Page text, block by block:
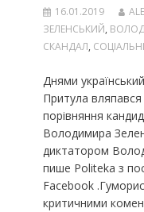
16.01.2019
ЗЕЛЕНСЬКИЙ,
СКАНДАЛ,
Днями
Притула вляпався
порівняння
Володимира
диктатором
пише Рolitekа з
Facebook
критичними